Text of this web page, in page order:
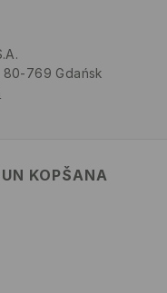
769 Gdańsk
KOPŠANA